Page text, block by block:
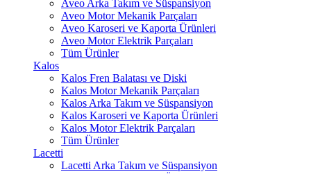
Aveo Arka Takım ve Süspansiyon
Aveo Motor Mekanik Parçaları
Aveo Karoseri ve Kaporta Ürünleri
Aveo Motor Elektrik Parçaları
Tüm Ürünler
Kalos
Kalos Fren Balatası ve Diski
Kalos Motor Mekanik Parçaları
Kalos Arka Takım ve Süspansiyon
Kalos Karoseri ve Kaporta Ürünleri
Kalos Motor Elektrik Parçaları
Tüm Ürünler
Lacetti
Lacetti Arka Takım ve Süspansiyon